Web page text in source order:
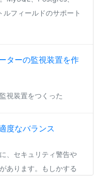
フィールドのサポート
ターの監視装置を作
視装置をつくった
度なバランス
、セキュリティ警告や
あります。もしかする